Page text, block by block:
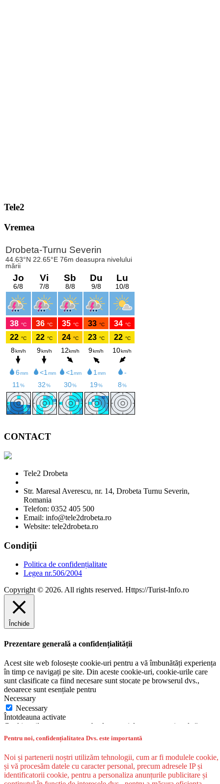
Tele2
Vremea
CONTACT
Tele2 Drobeta
Str. Maresal Averescu, nr. 14, Drobeta Turnu Severin,
Romania
Telefon: 0352 405 500
Email: info@tele2drobeta.ro
Website: tele2drobeta.ro
Condiții
Politica de confidențialitate
Legea nr.506/2004
Copyright © 2026. All rights reserved. Https://Turist-Info.ro
Pentru noi, confidențialitatea Dvs. este importantă
Noi și partenerii noștri utilizăm tehnologii, cum ar fi modulele cookie,
și vă procesăm datele cu caracter personal, precum adresele IP și
identificatorii cookie, pentru a personaliza anunțurile publicitare și
Închide
Prezentare generală a confidențialității
Acest site web folosește cookie-uri pentru a vă îmbunătăți experiența
în timp ce navigați pe site. Din aceste cookie-uri, cookie-urile care
sunt clasificate ca fiind necesare sunt stocate pe browserul dvs.,
deoarece sunt esențiale pentru
Necessary
Necessary
Întotdeauna activate
Cookie-urile necesare sunt absolut esențiale pentru ca site-ul să
funcționeze corect. Această categorie include numai cookie-uri care
asigură funcționalități de bază și caracteristici de securitate ale site-
Non-necessary
Non-necessary
Orice cookie-uri care nu pot fi deosebit de necesare pentru